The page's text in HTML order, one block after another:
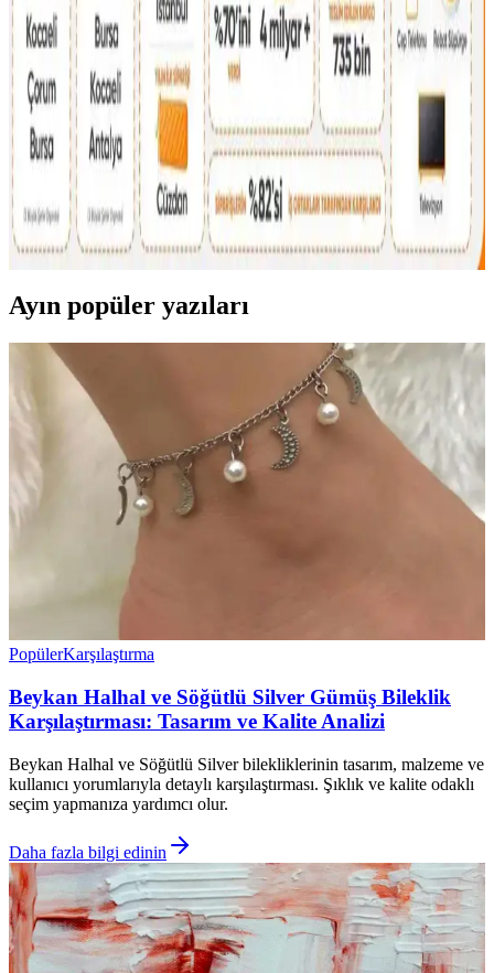
Anlamlı Detayların Önemi
İsim, inisiyal ve kişisel sembollerle bağlantılı çanta seçimi,
kullanıcıların kendilerini ifade etme biçimini yansıtır. Doğum yılı,
favori renk ve ilgi alanları da seçimleri etkiler.
2026 İlk Çeyrek Reddit Çanta Satış ve Takas
Piyasası İncelemesi ve Güvenlik Önlemleri
2026'nın ilk çeyreğinde Reddit'te çanta satış ve takasında kullanıcılar
ürün durumu, fiyatlandırma ve güvenli ödeme yöntemlerine dikkat
ediyor. Popüler markalar ve dolandırıcılık uyarıları öne çıkıyor.
Ayın popüler yazıları
PopülerKarşılaştırma
Beykan Halhal ve Söğütlü Silver Gümüş Bileklik
Karşılaştırması: Tasarım ve Kalite Analizi
Beykan Halhal ve Söğütlü Silver bilekliklerinin tasarım, malzeme ve
kullanıcı yorumlarıyla detaylı karşılaştırması. Şıklık ve kalite odaklı
seçim yapmanıza yardımcı olur.
Daha fazla bilgi edinin